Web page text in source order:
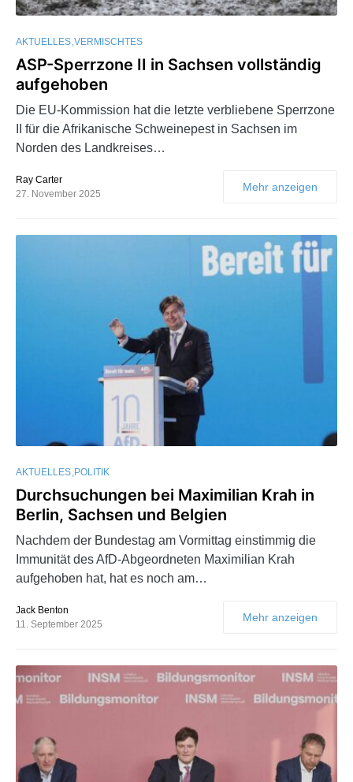
AKTUELLES VERMISCHTES
ASP-Sperrzone II in Sachsen vollständig
aufgehoben
Die EU-Kommission hat die letzte verbliebene Sperrzone
II für die Afrikanische Schweinepest in Sachsen im
Norden des Landkreises…
Ray Carter
27. November 2025
Mehr anzeigen
AKTUELLES POLITIK
Durchsuchungen bei Maximilian Krah in
Berlin, Sachsen und Belgien
Nachdem der Bundestag am Vormittag einstimmig die
Immunität des AfD-Abgeordneten Maximilian Krah
aufgehoben hat, hat es noch am…
Jack Benton
11. September 2025
Mehr anzeigen